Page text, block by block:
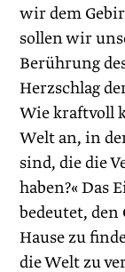
wir dem
sollen wir
Berührung
Herzschlag
Wie kraftvoll
Welt an, in
sind, die die
haben?« Das
bedeutet, den
Hause zu
die Welt zu